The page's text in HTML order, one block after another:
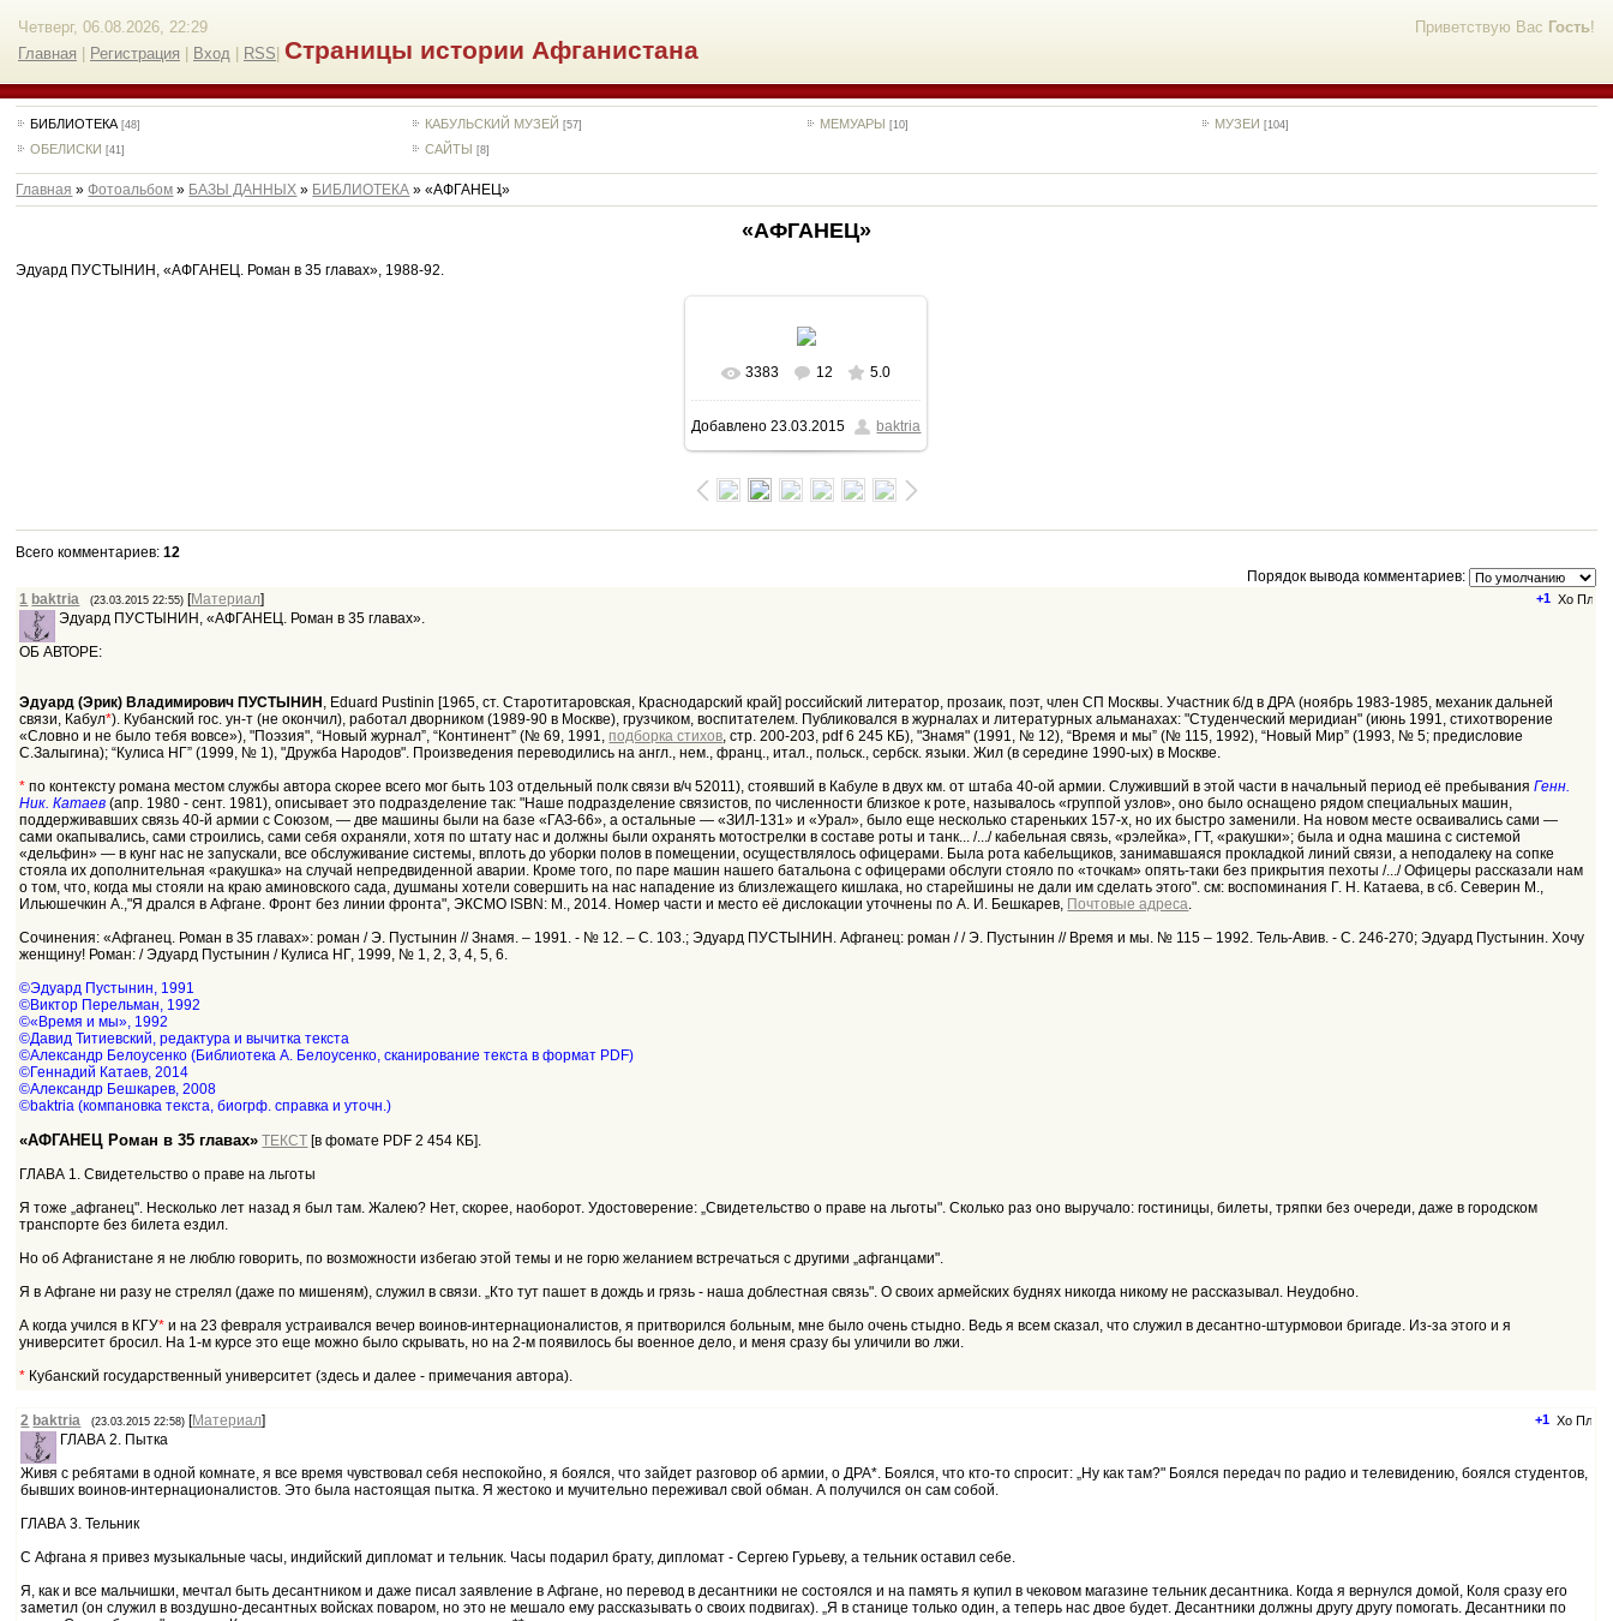
Приветствую Вас Гость!
Четверг, 06.08.2026, 22:29
Главная
Регистрация Вход RSS Страницы истории Афганистана
БИБЛИОТЕКА [48] КАБУЛЬСКИЙ МУЗЕЙ [57] МЕМУАРЫ [10] МУЗЕИ [104]
ОБЕЛИСКИ [41] САЙТЫ [8]
Главная »Фотоальбом » БАЗЫ ДАННЫХ » БИБЛИОТЕКА » «АФГАНЕЦ»
«АФГАНЕЦ»
Эдуард ПУСТЫНИН, «АФГАНЕЦ. Роман в 35 главах», 1988-92.
В реальном размере
645x898/ 312.5Kb
3383 12 5.0
Добавлено 23.03.2015 baktria
Всего комментариев:12
Порядок вывода комментариев:
+1
1 baktria (23.03.2015 22:55) [Материал]
Эдуард ПУСТЫНИН, «АФГАНЕЦ. Роман в 35 главах».
ОБ АВТОРЕ:
Эдуард (Эрик) Владимирович ПУСТЫНИН , Eduard Pustinin [1965, ст. Старотитаровская, Краснодарский край] российский литератор, прозаик, поэт, член СП Москвы. Участник б/д в ДРА (ноябрь 1983-1985, механик дальней
связи, Кабул*). Кубанский гос. ун-т (не окончил), работал дворником (1989-90 в Москве), грузчиком, воспитателем. Публиковался в журналах и литературных альманахах: "Студенческий меридиан" (июнь 1991, стихотворение
«Словно и не было тебя вовсе»), "Поэзия", “Новый журнал”, “Континент” (№ 69, 1991, подборка стихов, стр. 200-203, pdf 6 245 КБ), "Знамя" (1991, № 12), “Время и мы” (№ 115, 1992), “Новый Мир” (1993, № 5; предисловие
С.Залыгина); “Кулиса НГ” (1999, № 1), "Дружба Народов". Произведения переводились на англ., нем., франц., итал., польск., сербск. языки. Жил (в середине 1990-ых) в Москве.
* по контексту романа местом службы автора скорее всего мог быть 103 отдельный полк связи в/ч 52011), стоявший в Кабуле в двух км. от штаба 40-ой армии. Служивший в этой части в начальный период её пребыванияГенн.
Ник. Катаев (апр. 1980 - сент. 1981), описывает это подразделение так: "Наше подразделение связистов, по численности близкое к роте, называлось «группой узлов», оно было оснащено рядом специальных машин,
поддерживавших связь 40-й армии с Союзом, — две машины были на базе «ГАЗ-66», а остальные — «ЗИЛ-131» и «Урал», было еще несколько стареньких 157-х, но их быстро заменили. На новом месте осваивались сами —
сами окапывались, сами строились, сами себя охраняли, хотя по штату нас и должны были охранять мотострелки в составе роты и танк... /.../ кабельная связь, «рэлейка», ГТ, «ракушки»; была и одна машина с системой
«дельфин» — в кунг нас не запускали, все обслуживание системы, вплоть до уборки полов в помещении, осуществлялось офицерами. Была рота кабельщиков, занимавшаяся прокладкой линий связи, а неподалеку на сопке
стояла их дополнительная «ракушка» на случай непредвиденной аварии. Кроме того, по паре машин нашего батальона с офицерами обслуги стояло по «точкам» опять-таки без прикрытия пехоты /.../ Офицеры рассказали нам
о том, что, когда мы стояли на краю аминовского сада, душманы хотели совершить на нас нападение из близлежащего кишлака, но старейшины не дали им сделать этого". см: воспоминания Г. Н. Катаева, в сб. Северин М.,
Ильюшечкин А.,"Я дрался в Афгане. Фронт без линии фронта", ЭКСМО ISBN: М., 2014. Номер части и место её дислокации уточнены по А. И. Бешкарев, Почтовые адреса.
Сочинения: «Афганец. Роман в 35 главах»: роман / Э. Пустынин // Знамя. – 1991. - № 12. – С. 103.; Эдуард ПУСТЫНИН. Афганец: роман / / Э. Пустынин // Время и мы. № 115 – 1992. Тель-Авив. - С. 246-270; Эдуард Пустынин. Хочу
женщину! Роман: / Эдуард Пустынин / Кулиса НГ, 1999, № 1, 2, 3, 4, 5, 6.
©Эдуард Пустынин, 1991
©Виктор Перельман, 1992
©«Время и мы», 1992
©Давид Титиевский, редактура и вычитка текста
©Александр Белоусенко (Библиотека А. Белоусенко, сканирование текста в формат PDF)
©Геннадий Катаев, 2014
©Александр Бешкарев, 2008
©baktria (компановка текста, биогрф. справка и уточн.)
«АФГАНЕЦ Роман в 35 главах» ТЕКСТ [в фомате PDF 2 454 КБ].
ГЛАВА 1. Свидетельство о праве на льготы
Я тоже „афганец". Несколько лет назад я был там. Жалею? Нет, скорее, наоборот. Удостоверение: „Свидетельство о праве на льготы". Сколько раз оно выручало: гостиницы, билеты, тряпки без очереди, даже в городском
транспорте без билета ездил.
Но об Афганистане я не люблю говорить, по возможности избегаю этой темы и не горю желанием встречаться с другими „афганцами".
Я в Афгане ни разу не стрелял (даже по мишеням), служил в связи. „Кто тут пашет в дождь и грязь - наша доблестная связь". О своих армейских буднях никогда никому не рассказывал. Неудобно.
А когда учился в КГУ* и на 23 февраля устраивался вечер воинов-интернационалистов, я притворился больным, мне было очень стыдно. Ведь я всем сказал, что служил в десантно-штурмовои бригаде. Из-за этого и я
университет бросил. На 1-м курсе это еще можно было скрывать, но на 2-м появилось бы военное дело, и меня сразу бы уличили во лжи.
* Кубанский государственный университет (здесь и далее - примечания автора).
+1
2 baktria (23.03.2015 22:58) [Материал]
ГЛАВА 2. Пытка
Живя с ребятами в одной комнате, я все время чувствовал себя неспокойно, я боялся, что зайдет разговор об армии, о ДРА*. Боялся, что кто-то спросит: „Ну как там?" Боялся передач по радио и телевидению, боялся студентов,
бывших воинов-интернационалистов. Это была настоящая пытка. Я жестоко и мучительно переживал свой обман. А получился он сам собой.
ГЛАВА 3. Тельник
С Афгана я привез музыкальные часы, индийский дипломат и тельник. Часы подарил брату, дипломат - Сергею Гурьеву, а тельник оставил себе.
Я, как и все мальчишки, мечтал быть десантником и даже писал заявление в Афгане, но перевод в десантники не состоялся и на память я купил в чековом магазине тельник десантника. Когда я вернулся домой, Коля сразу его
заметил (он служил в воздушно-десантных войсках поваром, но это не мешало ему рассказывать о своих подвигах). „Я в станице только один, а теперь нас двое будет. Десантники должны другу другу помогать. Десантники по